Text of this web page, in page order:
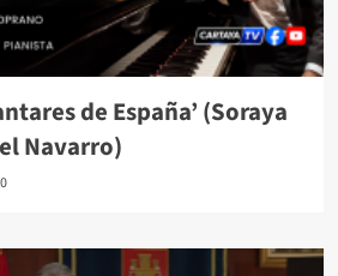
de España’ (Soraya
Navarro)
0